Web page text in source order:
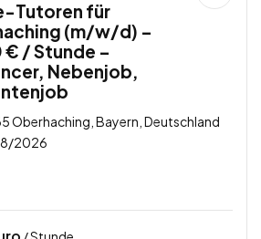
Tutoren für
(m/w/d) –
/ Stunde –
Nebenjob,
Oberhaching, Bayern, Deutschland
2026